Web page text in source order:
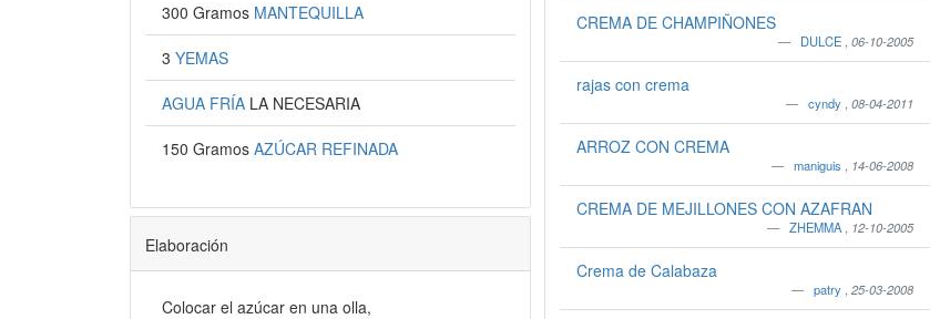
300 Gramos MANTEQUILLA
3 YEMAS
AGUA FRÍA LA NECESARIA
150 Gramos AZÚCAR REFINADA
Elaboración
Colocar el azúcar en una olla,
CREMA DE CHAMPIÑONES
DULCE ,06-10-2005
rajas con crema
cyndy ,08-04-2011
ARROZ CON CREMA
maniguis 14-06-2008
CREMA DE MEJILLONES CON AZAFRAN
ZHEMMA 12-10-2005
Crema de Calabaza
patry ,25-03-2008